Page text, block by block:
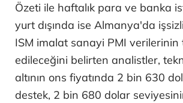
Özeti ile haftalık para ve banka
yurt dışında ise Almanya'da
ISM imalat sanayi PMI verilerinin
edileceğini belirten analistler,
altının ons fiyatında 2 bin 630
destek, 2 bin 680 dolar